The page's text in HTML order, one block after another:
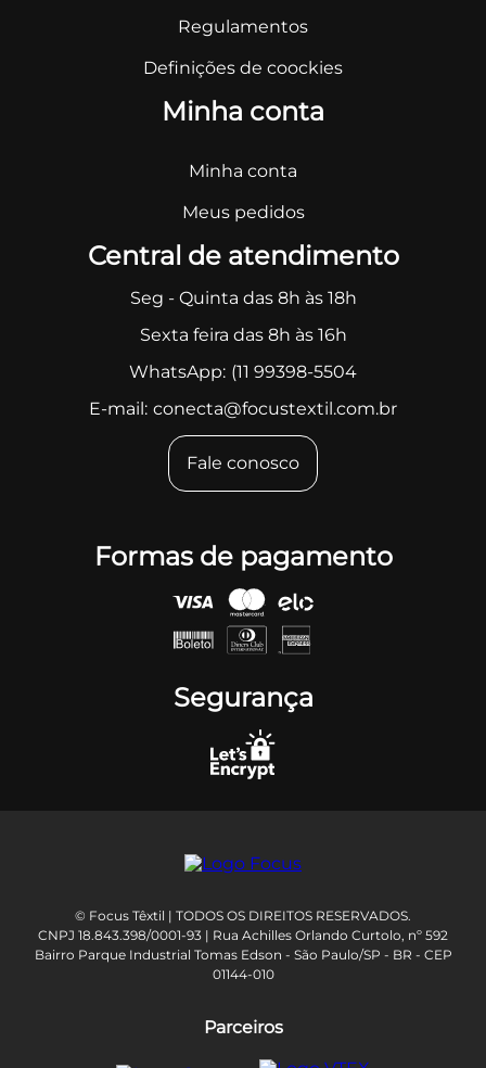
Regulamentos
Definições de coockies
Minha conta
Minha conta
Meus pedidos
Central de atendimento
Seg - Quinta das 8h às 18h
Sexta feira das 8h às 16h
WhatsApp: (11 99398-5504
E-mail: conecta@focustextil.com.br
Fale conosco
Formas de pagamento
Segurança
© Focus Têxtil | TODOS OS DIREITOS RESERVADOS.
CNPJ 18.843.398/0001-93 | Rua Achilles Orlando Curtolo, nº 592
Bairro Parque Industrial Tomas Edson - São Paulo/SP - BR - CEP
01144-010
Parceiros